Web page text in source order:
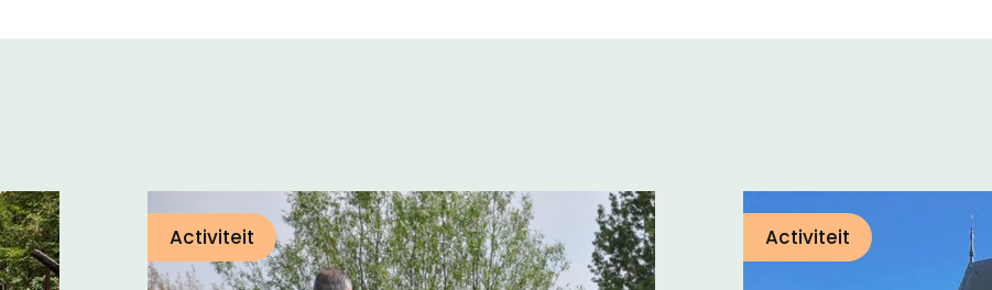
Activiteit Activiteit